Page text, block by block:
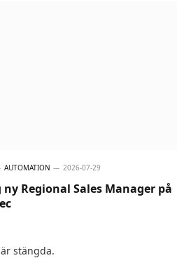
AUTOMATION 2026-07-29
ny Regional Sales Manager på
stängda.